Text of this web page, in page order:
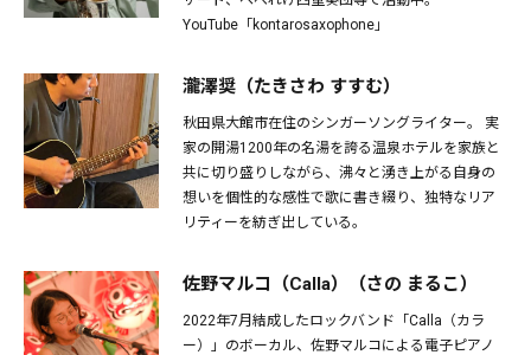
YouTube「kontarosaxophone」
瀧澤奨（たきさわ すすむ）
秋田県大館市在住のシンガーソングライター。 実
家の開湯1200年の名湯を誇る温泉ホテルを家族と
共に切り盛りしながら、沸々と湧き上がる自身の
想いを個性的な感性で歌に書き綴り、独特なリア
リティーを紡ぎ出している。
佐野マルコ（Calla）（さの まるこ）
2022年7月結成したロックバンド「Calla（カラ
ー）」のボーカル、佐野マルコによる電子ピアノ